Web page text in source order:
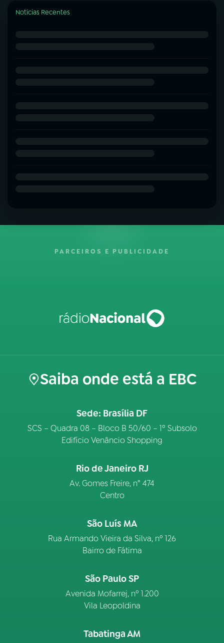
Notícias Recentes
PARCEIROS E PUBLICIDADE
Saiba onde está a EBC
Sede: Brasília DF
SCS – Quadra 08 – Bloco B 50/60 – 1º Subsolo
Edifício Venâncio Shopping
Rio de Janeiro RJ
Av. Gomes Freire, n° 474
Centro
São Luís MA
Rua Armando Vieira da Silva, nº 126
Bairro de Fátima
São Paulo SP
Avenida Mofarrej, nº 1.200
Vila Leopoldina
Tabatinga AM